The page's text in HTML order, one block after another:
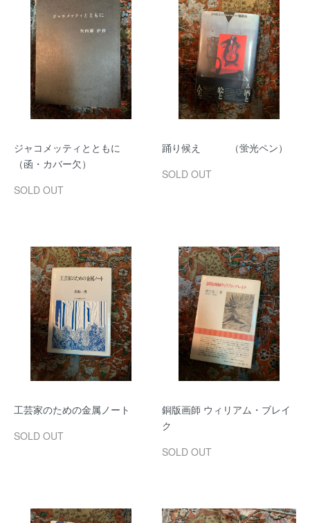
ジャコメッティとともに
（函・カバー欠）
SOLD OUT
踊り候え （蛍光ペン）
SOLD OUT
工芸家のための金属ノート
SOLD OUT
銅版画師 ウィリアム・ブレイ
ク
SOLD OUT